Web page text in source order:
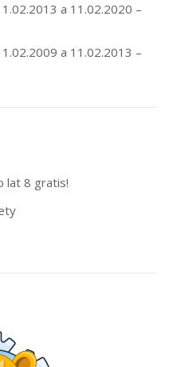
a 11.02.2020 –
a 11.02.2013 –
lat 8 gratis!